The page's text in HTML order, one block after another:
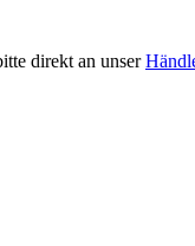
direkt an unser